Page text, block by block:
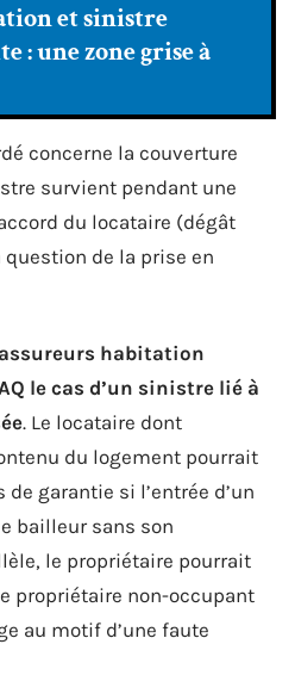
et sinistre
: une zone grise à
concerne la couverture
survient pendant une
du locataire (dégât
question de la prise en
habitation
le cas d’un sinistre lié à
. Le locataire dont
du logement pourrait
garantie si l’entrée d’un
bailleur sans son
le propriétaire pourrait
propriétaire non-occupant
au motif d’une faute